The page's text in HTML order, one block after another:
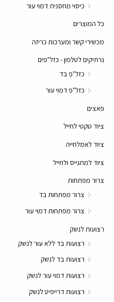
כיסוי מחסנית דמוי עור
כל המוצרים
מכשירי קשר ומערכות כריזה
נרתיקים לטלפון - כזל"פים
כזל"פ בד
כזל"פ דמוי עור
פאצים
ציוד טקטי לחייל
ציוד לאמלחייה
ציוד למתגייס ולחייל
צרור מפתחות
צרור מפתחות בד
צרור מפתחות דמוי עור
רצועות לנשק
רצועות בד ללא עור לנשק
רצועות בד לנשק
רצועות דמוי עור לנשק
רצועות דרייפיט לנשק